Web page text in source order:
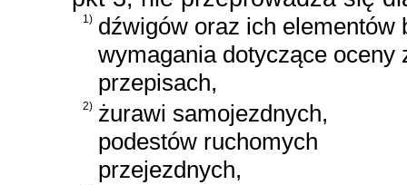
1) dźwigów oraz ich elementów
wymagania dotyczące oceny
przepisach,
2) żurawi samojezdnych,
podestów ruchomych
przejezdnych,